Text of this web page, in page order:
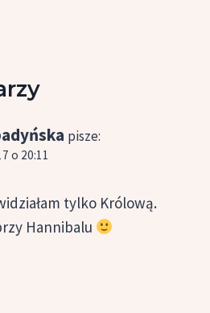
pisze:
o 20:11
tylko Królową.
Hannibalu